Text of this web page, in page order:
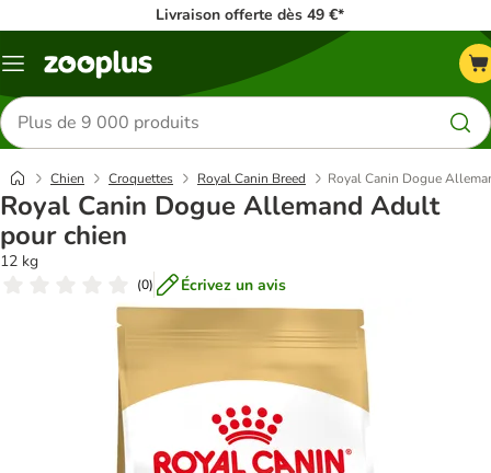
Livraison offerte dès 49 €*
Menu
Rechercher
des
produits
Chien Croquettes Royal Canin Breed Royal Canin Dogue
Royal Canin Dogue Allemand Adult
pour chien
12 kg
(0) Écrivez un avis